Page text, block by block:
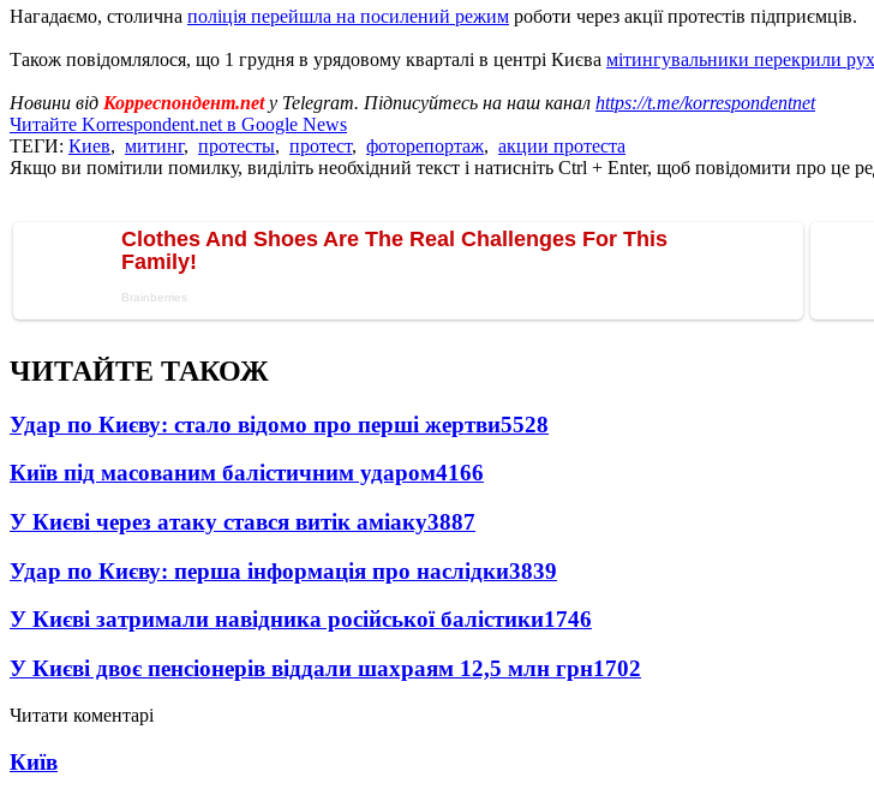
Нагадаємо, столична поліція перейшла на посилений режим роботи через акції протестів підприємців.
Також повідомлялося, що 1 грудня в урядовому кварталі в центрі Києва мітингувальники перекрили рух
Новини від Корреспондент.netу Telegram. Підписуйтесь на наш канал https://t.me/korrespondentnet
Читайте Korrespondent.net в Google News
ТЕГИ: Киев, митинг, протесты, протест, фоторепортаж, акции протеста
Якщо ви помітили помилку, виділіть необхідний текст і натисніть Ctrl + Enter, щоб повідомити про це
ЧИТАЙТЕ ТАКОЖ
Удар по Києву: стало відомо про перші жертви5528
Київ під масованим балістичним ударом4166
У Києві через атаку стався витік аміаку3887
Удар по Києву: перша інформація про наслідки3839
У Києві затримали навідника російської балістики1746
У Києві двоє пенсіонерів віддали шахраям 12,5 млн грн1702
Читати коментарі
Київ